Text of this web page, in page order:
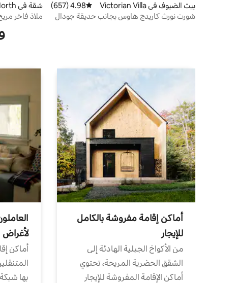
بيت الضيوف في Victorian Villa
ge
متوسط التقييم 4.98 من 5، 657 مراجعات
4.98 (657)
شورت نورث كاريدج هاوس بجانب حديقة جودال
شقة في Short North
ملاذ فاخر
أماكن إقامة مفروشة بالكامل
للإيجار
من الأكواخ الجبلية الهادئة إلى
الشقق الحضرية المريحة، تحتوي
أماكن الإقامة المفروشة للإيجار
أماكن
بها